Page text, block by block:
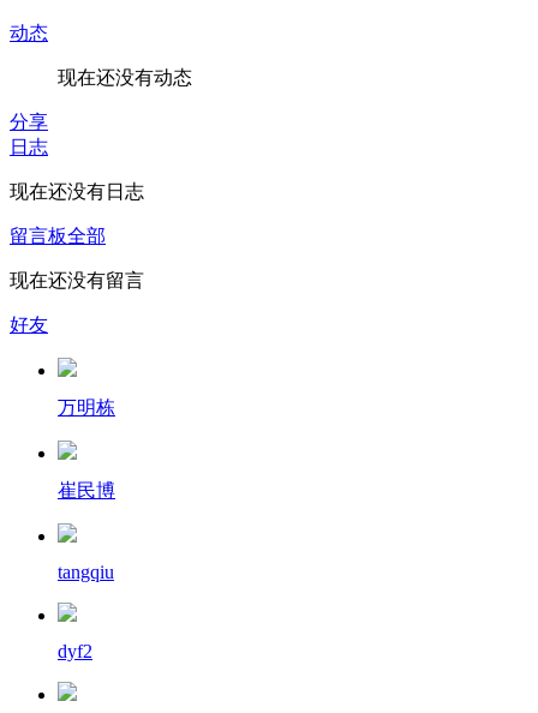
动态
现在还没有动态
分享
日志
现在还没有日志
留言板全部
现在还没有留言
好友
万明栋
崔民博
tangqiu
dyf2